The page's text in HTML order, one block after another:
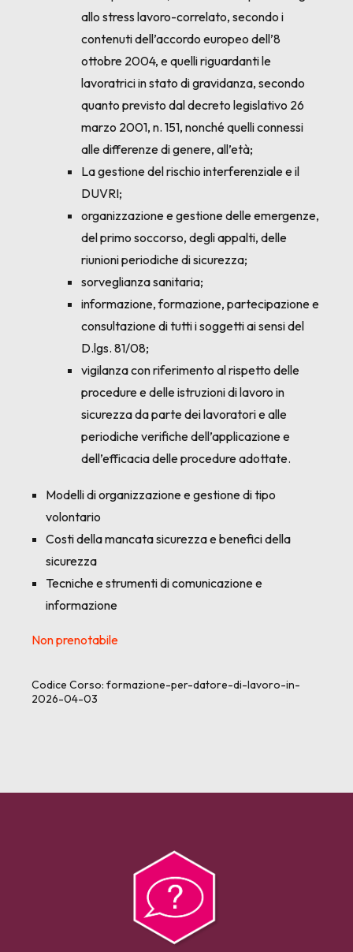
allo stress lavoro-correlato, secondo i
contenuti dell’accordo europeo dell’8
ottobre 2004, e quelli riguardanti le
lavoratrici in stato di gravidanza, secondo
quanto previsto dal decreto legislativo 26
marzo 2001, n. 151, nonché quelli connessi
alle differenze di genere, all’età;
La gestione del rischio interferenziale e il
DUVRI;
organizzazione e gestione delle emergenze,
del primo soccorso, degli appalti, delle
riunioni periodiche di sicurezza;
sorveglianza sanitaria;
informazione, formazione, partecipazione e
consultazione di tutti i soggetti ai sensi del
D.lgs. 81/08;
vigilanza con riferimento al rispetto delle
procedure e delle istruzioni di lavoro in
sicurezza da parte dei lavoratori e alle
periodiche verifiche dell’applicazione e
dell’efficacia delle procedure adottate.
Modelli di organizzazione e gestione di tipo
volontario
Costi della mancata sicurezza e benefici della
sicurezza
Tecniche e strumenti di comunicazione e
informazione
Non prenotabile
Codice Corso: formazione-per-datore-di-lavoro-in-
2026-04-03